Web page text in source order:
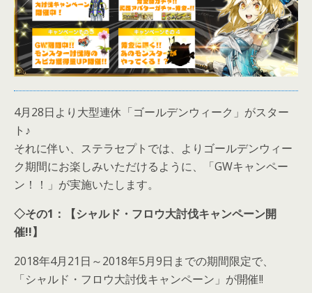
4月28日より大型連休「ゴールデンウィーク」がスター
ト♪
それに伴い、ステラセプトでは、よりゴールデンウィー
ク期間にお楽しみいただけるように、「GWキャンペー
ン！！」が実施いたします。
◇その1：【シャルド・フロウ大討伐キャンペーン開
催!!】
2018年4月21日～2018年5月9日までの期間限定で、
「シャルド・フロウ大討伐キャンペーン」が開催!!